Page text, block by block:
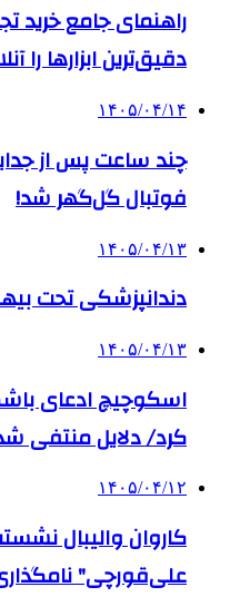
راهنمای جامع خرید
دقیق‌ترین ابزارها را
۱۴۰۵/۰۴/۱۴
چند ساعت پس از
فوتبال گل‌گهر شد!
۱۴۰۵/۰۴/۱۳
دندانپزشکی تحت
۱۴۰۵/۰۴/۱۳
اسکوچیچ ادعای
کرد/ دلایل منتفی
۱۴۰۵/۰۴/۱۲
کاروان والیبال
علی‌قورچی"